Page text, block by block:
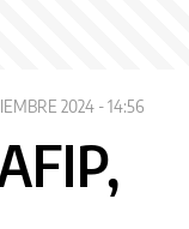
2024 - 14:56